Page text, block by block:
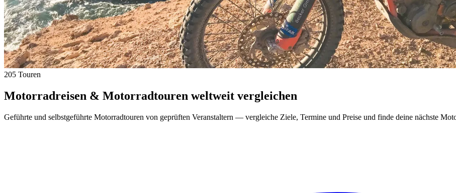
205 Touren
Motorradreisen & Motorradtouren weltweit vergleichen
Geführte und selbstgeführte Motorradtouren von geprüften Veranstaltern — vergleiche Ziele, Termine und Preise und finde deine nächste